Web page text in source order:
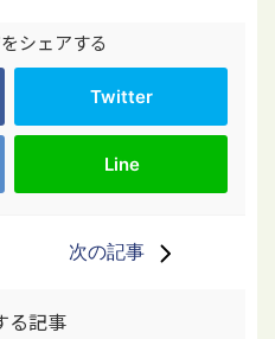
シェアする
Twitter
Line
次の記事
る記事